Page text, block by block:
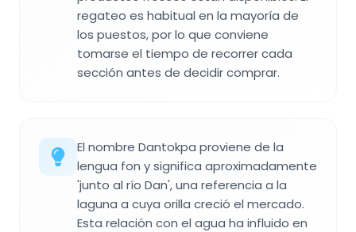
regateo es habitual en la mayoría de
los puestos, por lo que conviene
tomarse el tiempo de recorrer cada
sección antes de decidir comprar.
El nombre Dantokpa proviene de la
lengua fon y significa aproximadamente
'junto al río Dan', una referencia a la
laguna a cuya orilla creció el mercado.
Esta relación con el agua ha influido en